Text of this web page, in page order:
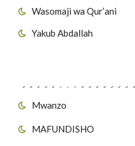
Wasomaji wa Qur’ani
Yakub Abdallah
Mwanzo
MAFUNDISHO